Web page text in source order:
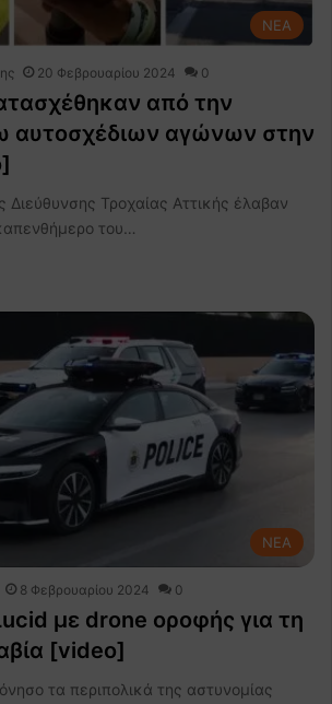
NEA
20 Φεβρουαρίου 2024 0
από την
αυτοσχέδιων αγώνων στην
Διεύθυνσης Τροχαίας Αττικής έλαβαν
του…
NEA
8 Φεβρουαρίου 2024 0
με drone οροφής για τη
[video]
τα περιπολικά της αστυνομίας